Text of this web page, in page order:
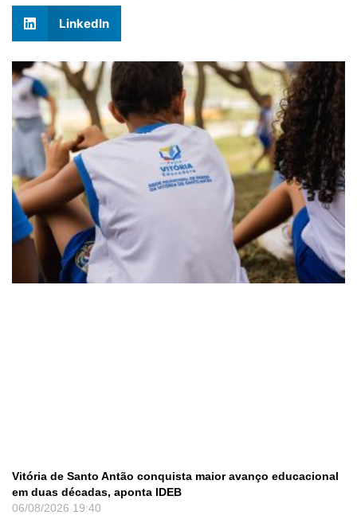
LinkedIn
Vitória de Santo Antão conquista maior avanço educacional
em duas décadas, aponta IDEB
06/08/2026 19:40